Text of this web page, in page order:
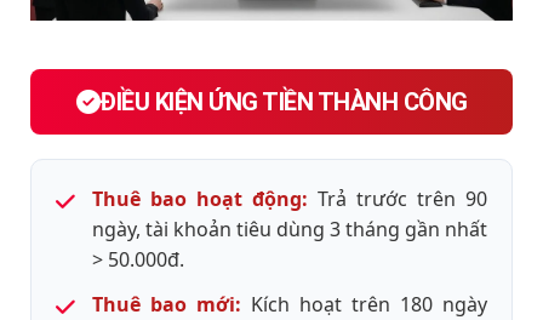
ĐIỀU KIỆN ỨNG TIỀN THÀNH CÔNG
Thuê bao hoạt động: Trả trước trên 90
ngày, tài khoản tiêu dùng 3 tháng gần nhất
> 50.000đ.
Thuê bao mới: Kích hoạt trên 180 ngày